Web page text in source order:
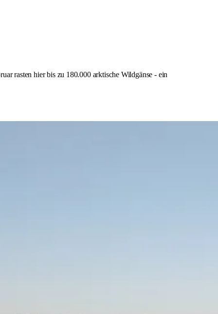
rasten hier bis zu 180.000 arktische Wildgänse - ein